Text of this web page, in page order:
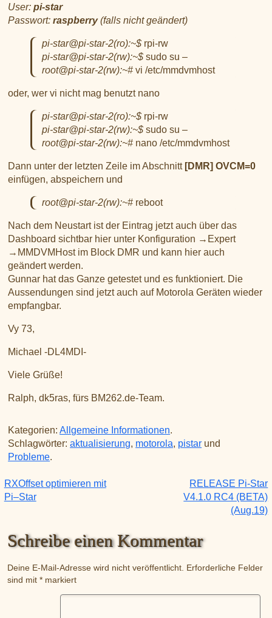
User:pi-star
Passwort:raspberry(falls nicht geändert)
pi-star@pi-star-2(ro):~$ rpi-rw
pi-star@pi-star-2(rw):~$ sudo su –
root@pi-star-2(rw):~# vi /etc/mmdvmhost
oder, wer vi nicht mag benutzt nano
pi-star@pi-star-2(ro):~$ rpi-rw
pi-star@pi-star-2(rw):~$sudo su –
root@pi-star-2(rw):~# nano /etc/mmdvmhost
Dann unter der letzten Zeile im Abschnitt[DMR] OVCM=0
einfügen, abspeichern und
root@pi-star-2(rw):~# reboot
Nach dem Neustart ist der Eintrag jetzt auch über das
Dashboard sichtbar hier unter Konfiguration →Expert
→MMDVMHost im Block DMR und kann hier auch
geändert werden.
Gunnar hat das Ganze getestet und es funktioniert. Die
Aussendungen sind jetzt auch auf Motorola Geräten wieder
empfangbar.
Vy 73,
Michael -DL4MDI-
Viele Grüße!
Ralph, dk5ras, fürs BM262.de-Team.
Kategorien: Allgemeine Informationen.
Schlagwörter: aktualisierung, motorola, pistar und
Probleme.
Beitragsnavigation
RXOffset optimieren mit
Pi–Star
RELEASE Pi-Star
V4.1.0 RC4 (BETA)
(Aug.19)
Schreibe einen Kommentar
Deine E-Mail-Adresse wird nicht veröffentlicht. Erforderliche Felder
sind mit* markiert